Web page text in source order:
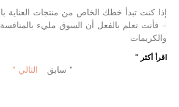
إذا كنت تبدأ خطك الخاص من منتجات العناية
– فأنت تعلم بالفعل أن السوق مليء
والكريمات
اقرأ أكثر "
" سابق التالي "